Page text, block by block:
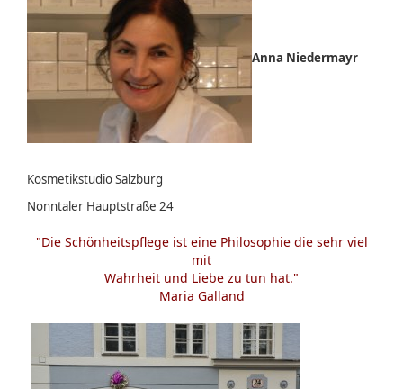
Anna Niedermayr
Kosmetikstudio Salzburg
Nonntaler Hauptstraße 24
"Die Schönheitspflege ist eine Philosophie die sehr viel
mit
Wahrheit und Liebe zu tun hat."
Maria Galland